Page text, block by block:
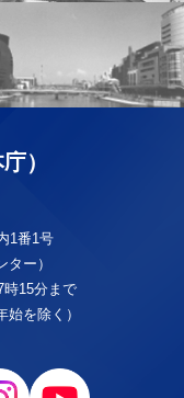
）
1番1号
ー）
時15分まで
始を除く）